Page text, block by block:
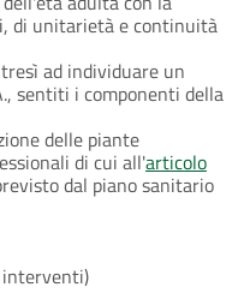
di unitarietà e continuità
ad individuare un
sentiti i componenti della
delle piante
di cui all'articolo
dal piano sanitario
interventi)